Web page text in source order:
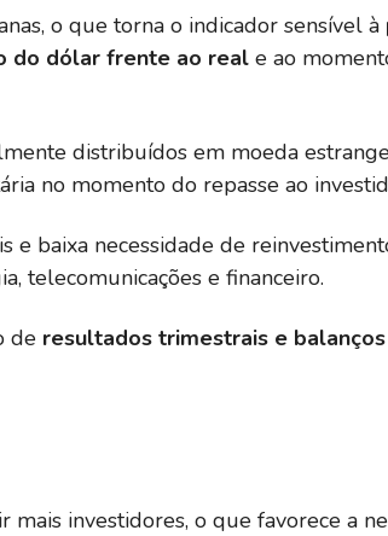
o que torna o indicador sensível à
do dólar frente ao real e ao
distribuídos em moeda
no momento do repasse ao
e baixa necessidade de
telecomunicações e financeiro.
de resultados trimestrais e balanços
investidores, o que favorece a